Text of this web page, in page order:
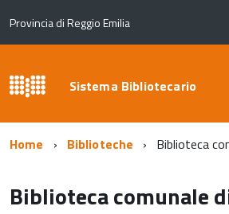
Provincia di Reggio Emilia
Sistema Bibliotecario
Home Biblioteche Biblioteca
Biblioteca comunale